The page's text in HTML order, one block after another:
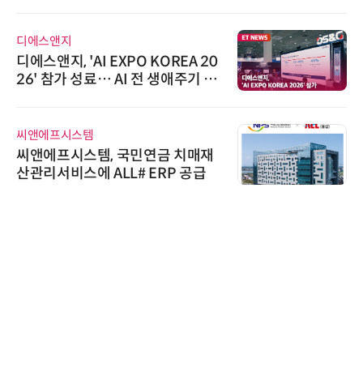
다래전략사업화센터
다래전략사업화센터, 'BIO USA 2
026'서 글로벌 빅파마와의 비즈니
위고페어
위고페어, 서울AI허브 '2026 AI 전
환(AX) 지원사업' 컨소시엄 선정